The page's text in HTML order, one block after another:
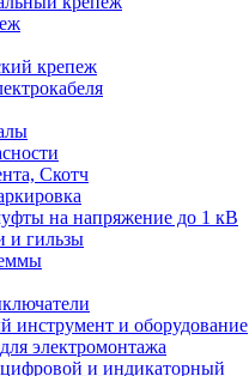
крепеж
Скотч
на напряжение до 1 кВ
и гильзы
инструмент и оборудование
электромонтажа
и индикаторный